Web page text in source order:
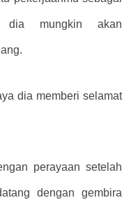
dia mungkin akan
dia memberi selamat
perayaan setelah
dengan gembira